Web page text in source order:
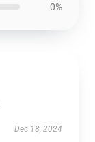
0%
Dec 18, 2024